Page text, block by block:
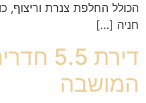
הכולל החלפת צנרת
חניה […]
דירת
המושבה